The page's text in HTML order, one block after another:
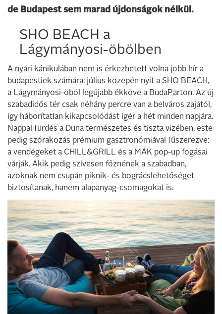
de Budapest sem marad újdonságok nélkül.
SHO BEACH a
Lágymányosi-öbölben
A nyári kánikulában nem is érkezhetett volna jobb hír a
budapestiek számára: július közepén nyit a SHO BEACH,
a Lágymányosi-öböl legújabb ékköve a BudaParton. Az új
szabadidős tér csak néhány percre van a belváros zajától,
így háborítatlan kikapcsolódást ígér a hét minden napjára.
Nappal fürdés a Duna természetes és tiszta vizében, este
pedig szórakozás prémium gasztronómiával fűszerezve:
a vendégeket a CHILL&GRILL és a MÁK pop-up fogásai
várják. Akik pedig szívesen főznének a szabadban,
azoknak nem csupán piknik- és bográcslehetőséget
biztosítanak, hanem alapanyag-csomagokat is.